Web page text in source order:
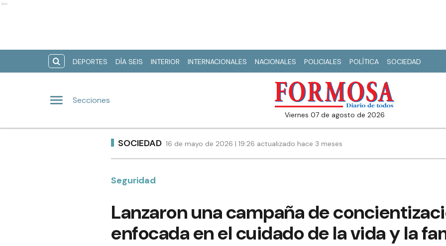
Ads
DEPORTES DÍA SEIS INTERIOR INTERNACIONALES NACIONALES POLICIALES POLÍTICA SOCIEDAD
Secciones
viernes 07 de agosto de 2026
SOCIEDAD 16 de mayo de 2026 | 19:26 actualizado hace 3 meses
Seguridad
Lanzaron una campaña de
enfocada en el cuidado de la vida y la